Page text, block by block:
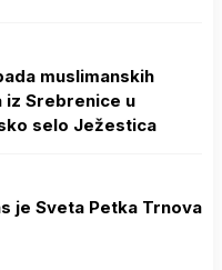
muslimanskih
iz Srebrenice u
selo Јežestica
je Sveta Petka Trnova